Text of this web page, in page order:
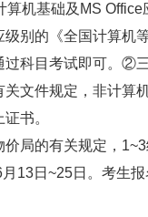
算机基础及MS
别的《全国计算机
科目考试即可。②
文件规定，非计算
书。
局的有关规定，1~3
13日~25日。考生报